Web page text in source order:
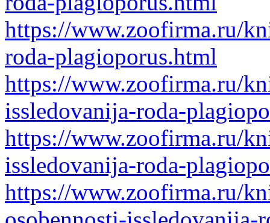
https://www.zoofirma.ru/
roda-plagioporus.html
https://www.zoofirma.ru/
issledovanija-roda-
https://www.zoofirma.ru/
issledovanija-roda-
https://www.zoofirma.ru/